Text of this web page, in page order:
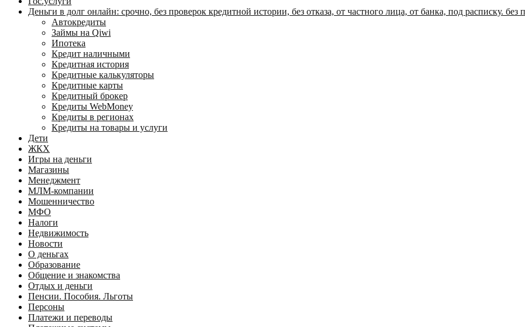
Деньги в долг онлайн: срочно, без проверок кредитной истории, без отказа, от частного лица, от банка, под расписку. без
Автокредиты
Займы на Qiwi
Ипотека
Кредит наличными
Кредитная история
Кредитные калькуляторы
Кредитные карты
Кредитный брокер
Кредиты WebMoney
Кредиты в регионах
Кредиты на товары и услуги
Дети
ЖКХ
Игры на деньги
Магазины
Менеджмент
МЛМ-компании
Мошенничество
МФО
Налоги
Недвижимость
Новости
О деньгах
Образование
Общение и знакомства
Отдых и деньги
Пенсии. Пособия. Льготы
Персоны
Платежи и переводы